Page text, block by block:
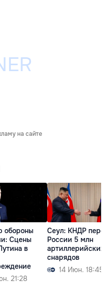
на сайте
обороны
Сцены
в
21:28
Сеул: КНДР
России 5 млн
артиллерийских
снарядов
14 Июн. 18:45